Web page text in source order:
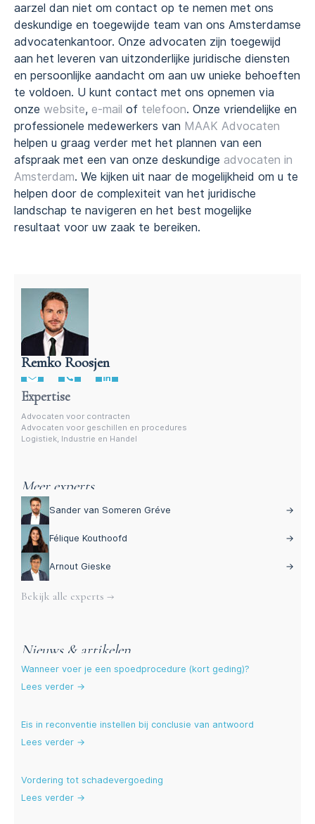
aarzel dan niet om contact op te nemen met ons
deskundige en toegewijde team van ons Amsterdamse
advocatenkantoor. Onze advocaten zijn toegewijd
aan het leveren van uitzonderlijke juridische diensten
en persoonlijke aandacht om aan uw unieke behoeften
te voldoen. U kunt contact met ons opnemen via
onze website, e-mail of telefoon. Onze vriendelijke en
professionele medewerkers van MAAK Advocaten
helpen u graag verder met het plannen van een
afspraak met een van onze deskundige advocaten in
Amsterdam. We kijken uit naar de mogelijkheid om u te
helpen door de complexiteit van het juridische
landschap te navigeren en het best mogelijke
resultaat voor uw zaak te bereiken.
Remko Roosjen
Advocaat voor procedures
Expertise
Advocaten voor contracten
Advocaten voor geschillen en procedures
Logistiek, Industrie en Handel
Meer experts
Sander van Someren Gréve →
Félique Kouthoofd →
Arnout Gieske →
Bekijk alle experts →
Nieuws & artikelen
Wanneer voer je een spoedprocedure (kort geding)?
Lees verder →
Eis in reconventie instellen bij conclusie van antwoord
Lees verder →
Vordering tot schadevergoeding
Lees verder →